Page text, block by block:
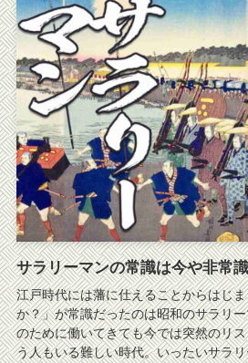
サラリーマンの常識は今や非常
江戸時代には藩に仕えることからはじ
か？」が常識だったのは昭和のサラリ
のために働いてきても今では突然のリ
う人もいる難しい時代。いったいサラ